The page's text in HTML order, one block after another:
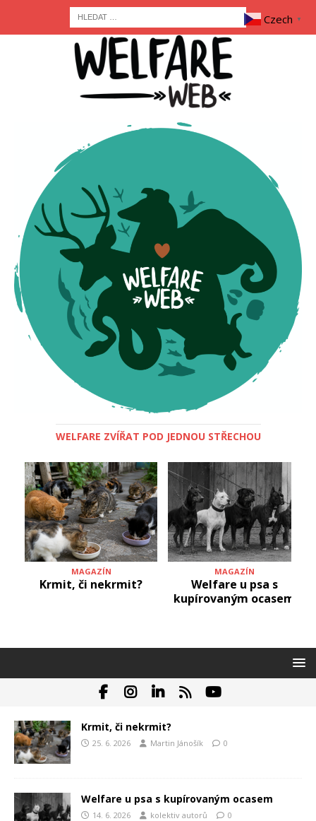
WELFARE ZVÍŘAT POD JEDNOU STŘECHOU
MAGAZÍN
Krmit, či nekrmit?
MAGAZÍN
Welfare u psa s
kupírovaným ocasem
Krmit, či nekrmit?
25. 6. 2026 Martin Jánošík 0
Welfare u psa s kupírovaným ocasem
14. 6. 2026 kolektiv autorů 0
Czech ▼